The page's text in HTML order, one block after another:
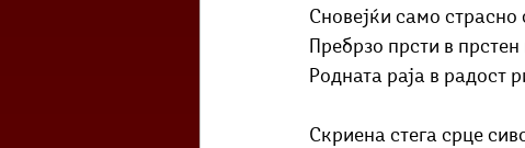
Сновејќи само страсно
Пребрзо прсти в прстен
Родната раја в радост
Скриена стега срце